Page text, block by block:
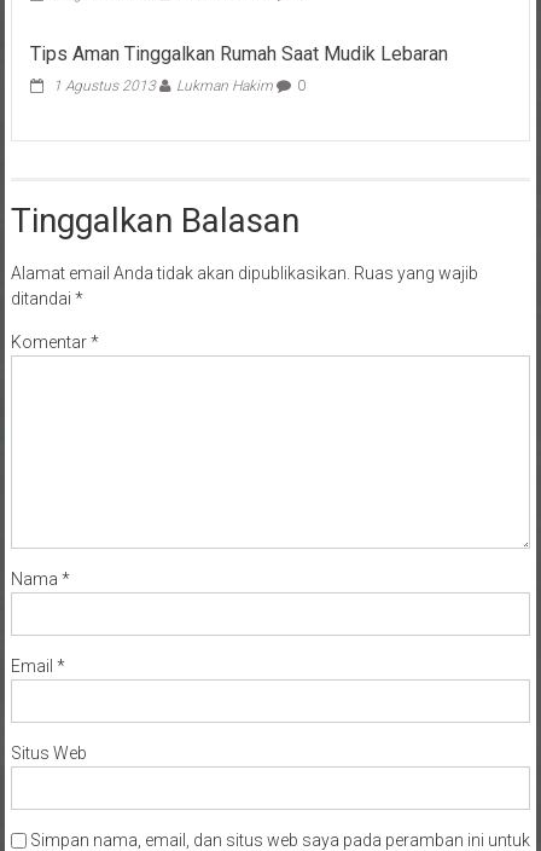
Tips Aman Tinggalkan Rumah Saat Mudik Lebaran
1 Agustus 2013 Lukman Hakim 0
Tinggalkan Balasan
Alamat email Anda tidak akan dipublikasikan. Ruas yang wajib
ditandai *
Komentar*
Nama *
Email *
Situs Web
Simpan nama, email, dan situs web saya pada peramban ini untuk